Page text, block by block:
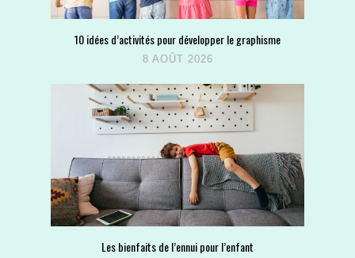
10 idées d’activités pour développer le graphisme
8 AOÛT 2026
Les bienfaits de l’ennui pour l’enfant